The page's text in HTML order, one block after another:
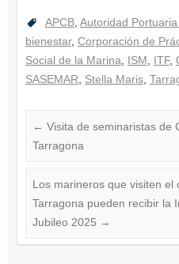
APCB, Autoridad
bienestar, Corporación de
Social de la Marina
ISM ITF,
SASEMAR
Stella Maris,
← Visita de seminaristas de
Tarragona
Los marineros que visiten el
Tarragona pueden recibir la
Jubileo 2025 →